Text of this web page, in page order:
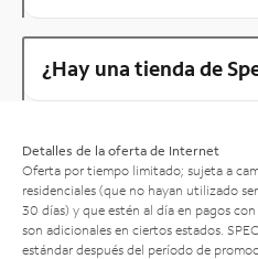
¿Hay una tienda de
Detalles de la oferta de Internet
Oferta por tiempo limitado; sujeta a
residenciales (que no hayan utilizado
30 días) y que estén al día en pagos
son adicionales en ciertos estados.
estándar después del período de